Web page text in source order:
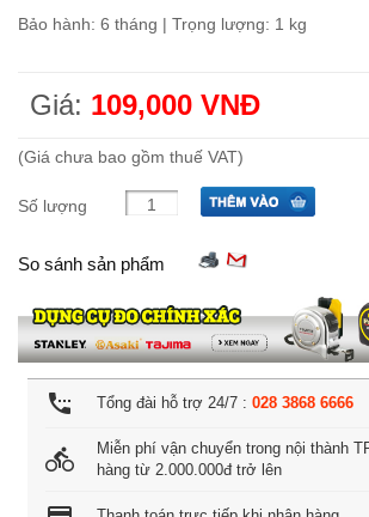
Bảo hành: 6 tháng | Trọng lượng: 1 kg
Giá: 109,000 VNĐ
(Giá chưa bao gồm thuế VAT)
Số lượng
So sánh sản phẩm
settings_phone Tổng đài hỗ trợ 24/7 : 028 3868 6666
directions_bike
Miễn phí vận chuyển trong nội thành
hàng từ 2.000.000đ trở lên